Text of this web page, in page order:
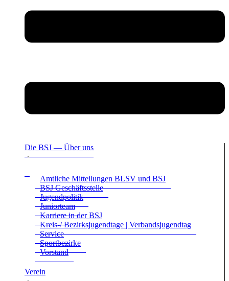
Die BSJ — Über uns
Amt­li­che Mit­tei­lun­gen BLSV und BSJ
BSJ Geschäfts­stelle
Jugend­po­li­tik
Juni­or­team
Kar­riere in der BSJ
Kreis-/ Bezirks­ju­gend­tage | Ver­bands­ju­gend­tag
Ser­vice
Sport­be­zirke
Vor­stand
Ver­ein